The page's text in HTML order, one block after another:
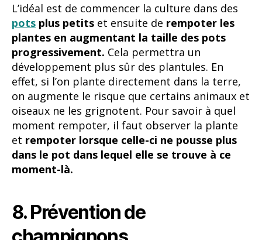
L’idéal est de commencer la culture dans des
pots plus petits et ensuite de rempoter les
plantes en augmentant la taille des pots
progressivement. Cela permettra un
développement plus sûr des plantules. En
effet, si l’on plante directement dans la terre,
on augmente le risque que certains animaux et
oiseaux ne les grignotent. Pour savoir à quel
moment rempoter, il faut observer la plante
et rempoter lorsque celle-ci ne pousse plus
dans le pot dans lequel elle se trouve à ce
moment-là.
8. Prévention de